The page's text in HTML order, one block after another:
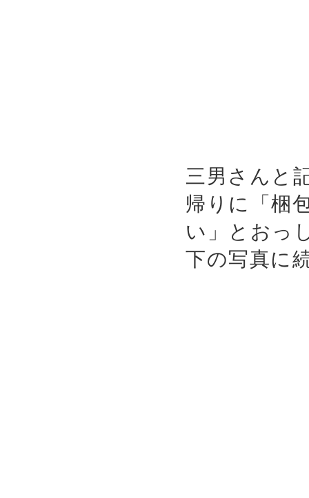
三男さんと
帰りに「梱
い」とおっ
下の写真に